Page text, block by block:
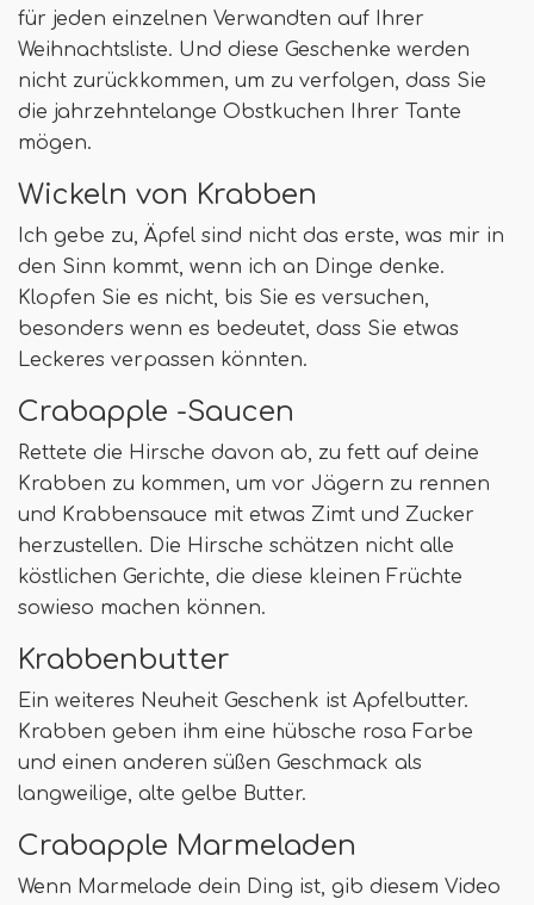
für jeden einzelnen Verwandten auf Ihrer
Weihnachtsliste. Und diese Geschenke werden
nicht zurückkommen, um zu verfolgen, dass Sie
die jahrzehntelange Obstkuchen Ihrer Tante
mögen.
Wickeln von Krabben
Ich gebe zu, Äpfel sind nicht das erste, was mir in
den Sinn kommt, wenn ich an Dinge denke.
Klopfen Sie es nicht, bis Sie es versuchen,
besonders wenn es bedeutet, dass Sie etwas
Leckeres verpassen könnten.
Crabapple -Saucen
Rettete die Hirsche davon ab, zu fett auf deine
Krabben zu kommen, um vor Jägern zu rennen
und Krabbensauce mit etwas Zimt und Zucker
herzustellen. Die Hirsche schätzen nicht alle
köstlichen Gerichte, die diese kleinen Früchte
sowieso machen können.
Krabbenbutter
Ein weiteres Neuheit Geschenk ist Apfelbutter.
Krabben geben ihm eine hübsche rosa Farbe
und einen anderen süßen Geschmack als
langweilige, alte gelbe Butter.
Crabapple Marmeladen
Wenn Marmelade dein Ding ist, gib diesem Video